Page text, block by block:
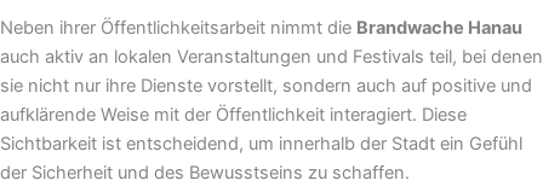
Neben ihrer Öffentlichkeitsarbeit nimmt die Brandwache Hanau
auch aktiv an lokalen Veranstaltungen und Festivals teil, bei denen
sie nicht nur ihre Dienste vorstellt, sondern auch auf positive und
aufklärende Weise mit der Öffentlichkeit interagiert. Diese
Sichtbarkeit ist entscheidend, um innerhalb der Stadt ein Gefühl
der Sicherheit und des Bewusstseins zu schaffen.